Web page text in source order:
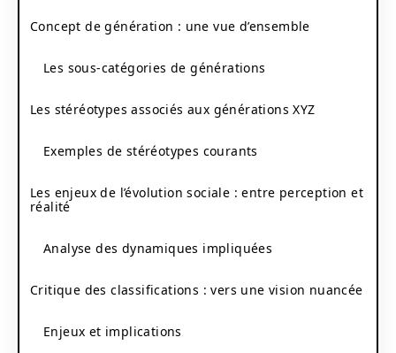
Concept de génération : une vue d’ensemble
Les sous-catégories de générations
Les stéréotypes associés aux générations XYZ
Exemples de stéréotypes courants
Les enjeux de l’évolution sociale : entre perception et
réalité
Analyse des dynamiques impliquées
Critique des classifications : vers une vision nuancée
Enjeux et implications